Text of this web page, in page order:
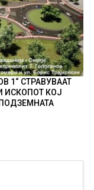
1“ СТРАВУВААТ
ИСКОПОТ КОЈ